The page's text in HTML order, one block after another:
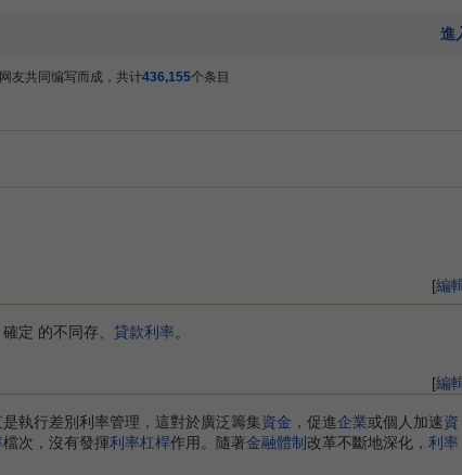
友共同编写而成，共计436,155个条目
[編
定 的不同存、 貸款利率。
[編
執行差別利率管理，這對於廣泛籌集資金 ，促進企業或個人加速資
檔次，沒有發揮利率杠桿作用。隨著金融體制 改革不斷地深化， 利率